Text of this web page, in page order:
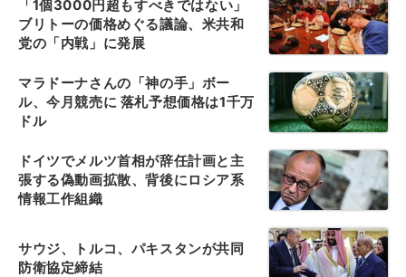
「1個3000円超もすべきではない」
ブリトーの価格めぐる議論、米共和
党の「内戦」に発展
マラドーナさんの「神の手」ボー
ル、今月競売に 落札予想価格は1千万
ドル
ドイツでメルツ首相が辞任計画と主
張する偽動画拡散、背後にロシア系
情報工作組織
サウジ、トルコ、パキスタンが共同
防衛協定締結